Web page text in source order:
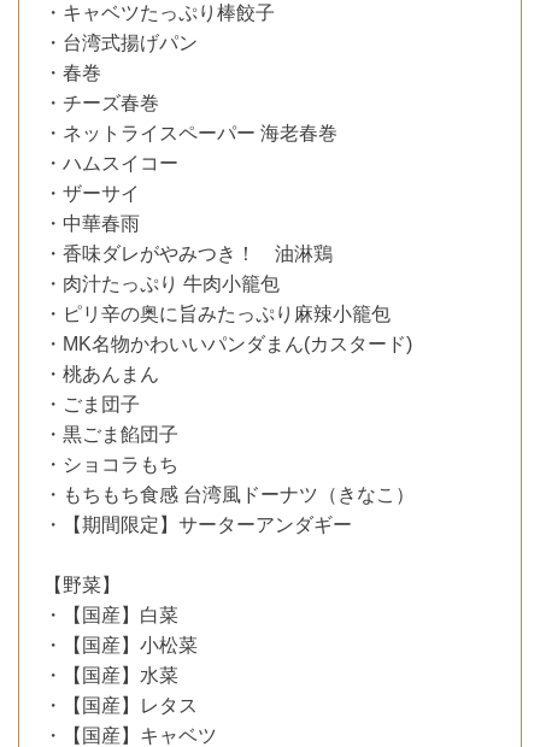
・キャベツたっぷり棒餃子
・台湾式揚げパン
・春巻
・チーズ春巻
・ネットライスペーパー 海老春巻
・ハムスイコー
・ザーサイ
・中華春雨
・香味ダレがやみつき！ 油淋鶏
・肉汁たっぷり 牛肉小籠包
・ピリ辛の奥に旨みたっぷり麻辣小籠包
・MK名物かわいいパンダまん(カスタード)
・桃あんまん
・ごま団子
・黒ごま餡団子
・ショコラもち
・もちもち食感 台湾風ドーナツ（きなこ）
・【期間限定】サーターアンダギー
【野菜】
・【国産】白菜
・【国産】小松菜
・【国産】水菜
・【国産】レタス
・【国産】キャベツ